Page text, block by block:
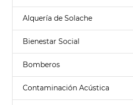
Alquería de Solache
Bienestar Social
Bomberos
Contaminación Acústica